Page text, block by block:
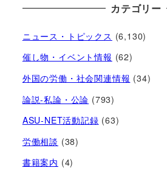
カテゴリー
ニュース・トピックス (6,130)
催し物・イベント情報 (62)
外国の労働・社会関連情報 (34)
論説-私論・公論 (793)
ASU-NET活動記録 (63)
労働相談 (38)
書籍案内 (4)